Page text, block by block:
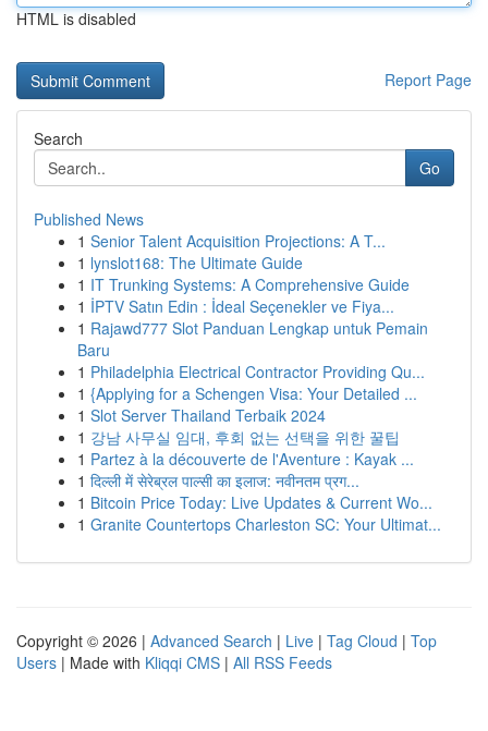
HTML is disabled
Report Page
Search
Go
Published News
1 Senior Talent Acquisition Projections: A T...
1 lynslot168: The Ultimate Guide
1 IT Trunking Systems: A Comprehensive Guide
1 İPTV Satın Edin : İdeal Seçenekler ve Fiya...
1 Rajawd777 Slot Panduan Lengkap untuk Pemain
Baru
1 Philadelphia Electrical Contractor Providing Qu...
1 {Applying for a Schengen Visa: Your Detailed ...
1 Slot Server Thailand Terbaik 2024
1 강남 사무실 임대, 후회 없는 선택을 위한 꿀팁
1 Partez à la découverte de l'Aventure : Kayak ...
1 दिल्ली में सेरेब्रल पाल्सी का इलाज: नवीनतम प्रग...
1 Bitcoin Price Today: Live Updates & Current Wo...
1 Granite Countertops Charleston SC: Your Ultimat...
Copyright © 2026 | Advanced Search | Live | Tag Cloud | Top
Users | Made with Kliqqi CMS | All RSS Feeds